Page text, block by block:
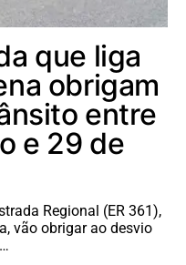
que liga
obrigam
entre
e 29 de
Regional (ER 361),
vão obrigar ao desvio